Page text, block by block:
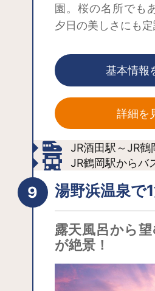
園。桜の名所でも
夕日の美しさにも定
が、白亜の木造六
古級ともいえる
衆と廻船問屋が航
台を設置したそう
して夜ごと灯がとも
もう1つのシンボル
の模型船を見るこ
船は「米を１千石
ができる大きさ」
石船」とも呼ばれ
最大の船は2400石
で巨大な帆１枚で
基本情報
詳細を
JR酒田駅～JR鶴
JR鶴岡駅からバ
湯野浜温泉で
露天風呂から
が絶景！